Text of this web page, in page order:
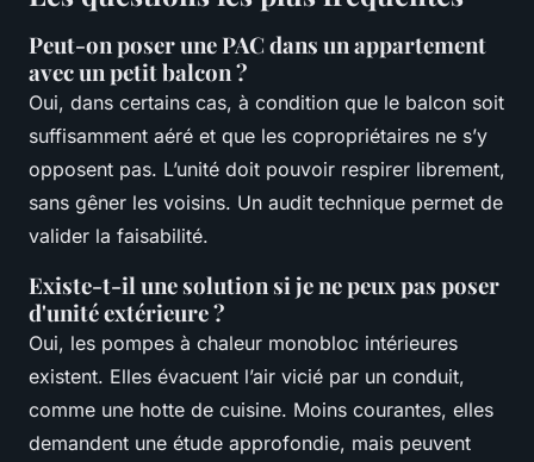
Peut-on poser une PAC dans un appartement
avec un petit balcon ?
Oui, dans certains cas, à condition que le balcon soit
suffisamment aéré et que les copropriétaires ne s’y
opposent pas. L’unité doit pouvoir respirer librement,
sans gêner les voisins. Un audit technique permet de
valider la faisabilité.
Existe-t-il une solution si je ne peux pas poser
d'unité extérieure ?
Oui, les pompes à chaleur monobloc intérieures
existent. Elles évacuent l’air vicié par un conduit,
comme une hotte de cuisine. Moins courantes, elles
demandent une étude approfondie, mais peuvent